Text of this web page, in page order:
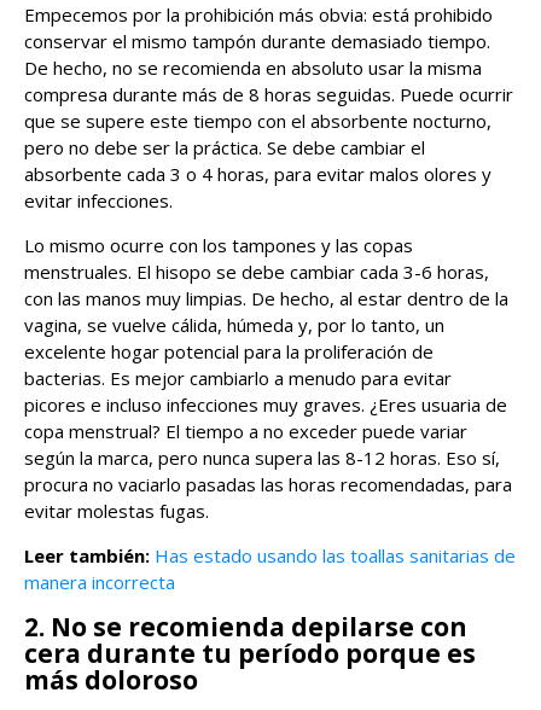
Empecemos por la prohibición más obvia: está prohibido
conservar el mismo tampón durante demasiado tiempo.
De hecho, no se recomienda en absoluto usar la misma
compresa durante más de 8 horas seguidas. Puede ocurrir
que se supere este tiempo con el absorbente nocturno,
pero no debe ser la práctica. Se debe cambiar el
absorbente cada 3 o 4 horas, para evitar malos olores y
evitar infecciones.
Lo mismo ocurre con los tampones y las copas
menstruales. El hisopo se debe cambiar cada 3-6 horas,
con las manos muy limpias. De hecho, al estar dentro de la
vagina, se vuelve cálida, húmeda y, por lo tanto, un
excelente hogar potencial para la proliferación de
bacterias. Es mejor cambiarlo a menudo para evitar
picores e incluso infecciones muy graves. ¿Eres usuaria de
copa menstrual? El tiempo a no exceder puede variar
según la marca, pero nunca supera las 8-12 horas. Eso sí,
procura no vaciarlo pasadas las horas recomendadas, para
evitar molestas fugas.
Leer también: Has estado usando las toallas sanitarias de
manera incorrecta
2. No se recomienda depilarse con
cera durante tu período porque es
más doloroso